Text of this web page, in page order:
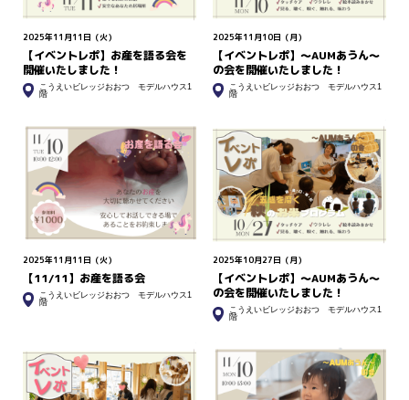
2025年11月11日（火）
【イベントレポ】お産を語る会を
開催いたしました！
こうえいビレッジおおつ モデルハウス1
階
2025年11月10日（月）
【イベントレポ】～AUMあうん～
の会を開催いたしました！
こうえいビレッジおおつ モデルハウス1
階
2025年11月11日（火）
【11/11】お産を語る会
こうえいビレッジおおつ モデルハウス1
階
2025年10月27日（月）
【イベントレポ】～AUMあうん～
の会を開催いたしました！
こうえいビレッジおおつ モデルハウス1
階